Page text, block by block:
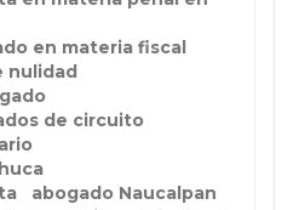
en materia fiscal
nulidad
de circuito
abogado Naucalpan